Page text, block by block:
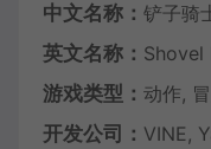
中文名称： 铲子骑
英文名称： Shovel
游戏类型： 动作,
开发公司： VINE,